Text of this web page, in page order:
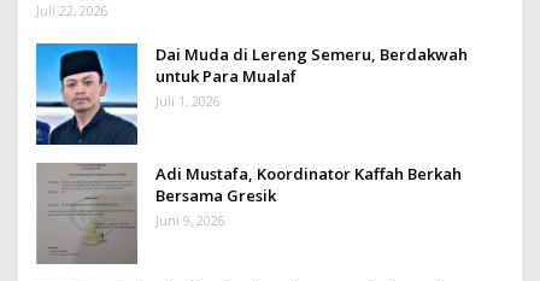
Juli 22, 2026
Dai Muda di Lereng Semeru, Berdakwah
untuk Para Mualaf
Juli 1, 2026
Adi Mustafa, Koordinator Kaffah Berkah
Bersama Gresik
Juni 9, 2026